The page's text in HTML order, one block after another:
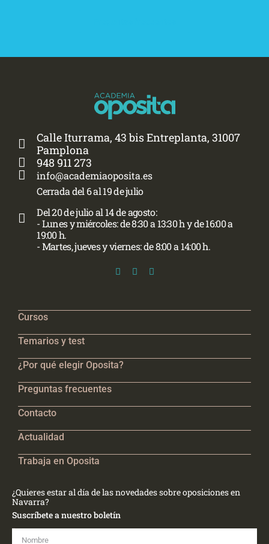
Calle Iturrama, 43 bis Entreplanta, 31007
Pamplona
948 911 273
info@academiaoposita.es
Cerrada del 6 al 19 de julio
Del 20 de julio al 14 de agosto:
- Lunes y miércoles: de 8:30 a 13:30 h y de 16:00 a
19:00 h.
- Martes, jueves y viernes: de 8:00 a 14:00 h.
Cursos
Temarios y test
¿Por qué elegir Oposita?
Preguntas frecuentes
Contacto
Actualidad
Trabaja en Oposita
¿Quieres estar al día de las novedades sobre oposiciones en
Navarra?
Suscríbete a nuestro boletín